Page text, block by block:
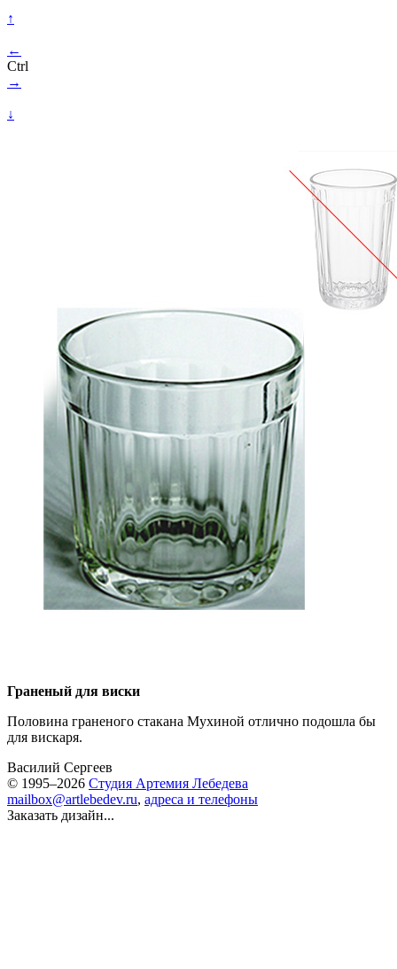
↑
←
Ctrl
→
↓
Граненый для виски
Половина граненого стакана Мухиной отлично подошла бы
для вискаря.
Василий Сергеев
© 1995–2026 Студия Артемия Лебедева
mailbox@artlebedev.ru, адреса и телефоны
Заказать дизайн...